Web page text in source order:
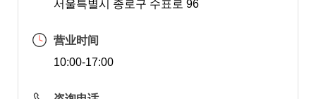
서울특별시 종로구 수표로 96
营业时间
10:00-17:00